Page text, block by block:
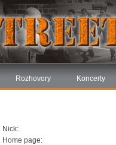
Rozhovory Koncerty
Nick:
Home page: